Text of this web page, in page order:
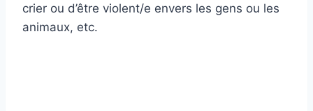
crier ou d’être violent/e envers les gens ou les
animaux, etc.